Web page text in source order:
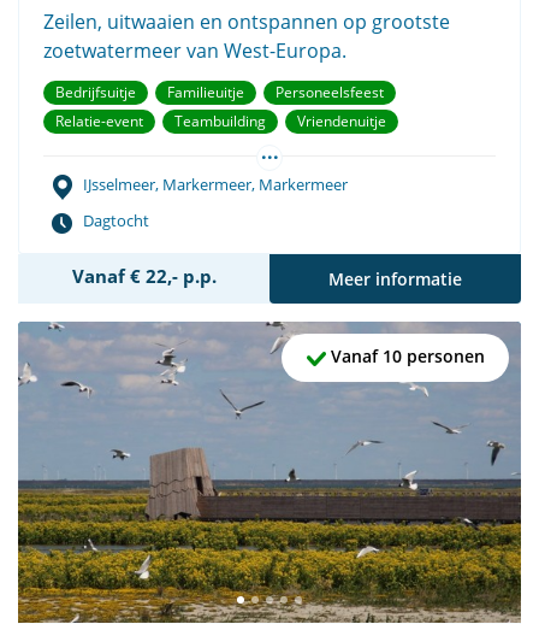
Zeilen, uitwaaien en ontspannen op grootste
zoetwatermeer van West-Europa.
Bedrijfsuitje Familieuitje
Personeelsfeest
Relatie-event
Teambuilding
Vriendenuitje
...
IJsselmeer, Markermeer, Markermeer
Dagtocht
Vanaf € 22,- p.p. Meer informatie
Vanaf 10 personen